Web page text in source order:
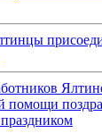
помощи